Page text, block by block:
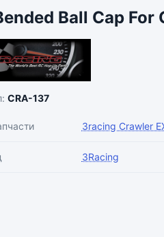
Ball Cap For
CRA-137
3racing Crawler
3Racing